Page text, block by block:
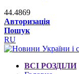
44.4869
Авторизація
Пошук
RU
ВСІ РОЗДІЛИ